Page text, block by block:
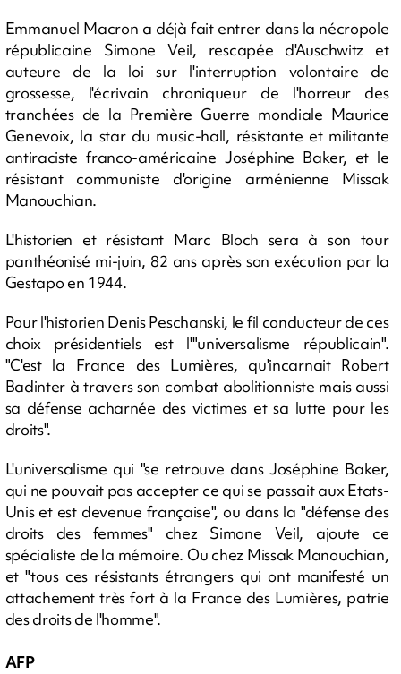
Emmanuel Macron a déjà fait entrer dans la nécropole
républicaine Simone Veil, rescapée d'Auschwitz et
auteure de la loi sur l'interruption volontaire de
grossesse, l'écrivain chroniqueur de l'horreur des
tranchées de la Première Guerre mondiale Maurice
Genevoix, la star du music-hall, résistante et militante
antiraciste franco-américaine Joséphine Baker, et le
résistant communiste d'origine arménienne Missak
Manouchian.
L'historien et résistant Marc Bloch sera à son tour
panthéonisé mi-juin, 82 ans après son exécution par la
Gestapo en 1944.
Pour l'historien Denis Peschanski, le fil conducteur de ces
choix présidentiels est l'"universalisme républicain".
"C'est la France des Lumières, qu'incarnait Robert
Badinter à travers son combat abolitionniste mais aussi
sa défense acharnée des victimes et sa lutte pour les
droits".
L'universalisme qui "se retrouve dans Joséphine Baker,
qui ne pouvait pas accepter ce qui se passait aux Etats-
Unis et est devenue française", ou dans la "défense des
droits des femmes" chez Simone Veil, ajoute ce
spécialiste de la mémoire. Ou chez Missak Manouchian,
et "tous ces résistants étrangers qui ont manifesté un
attachement très fort à la France des Lumières, patrie
des droits de l'homme".
AFP